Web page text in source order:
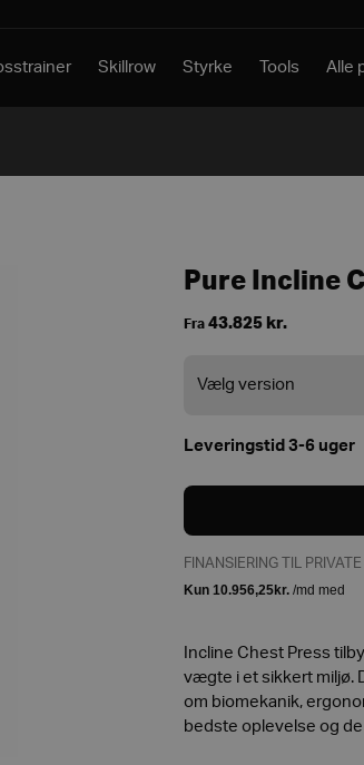
Skillrow Styrke Tools Alle
Pure Incline
Fra 43.825 kr.
Leveringstid 3-6 uger
FINANSIERING TIL PRIVATE
Incline Chest Press
vægte i et sikkert miljø.
om biomekanik,
bedste oplevelse og